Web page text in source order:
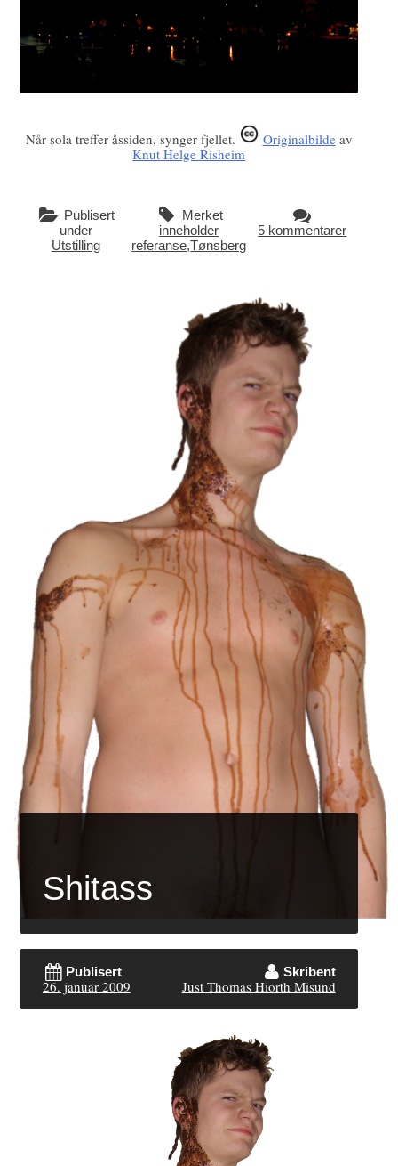
Når sola treffer åssiden, synger fjellet. Originalbildeav
Knut Helge Risheim
Publisert
under
Utstilling
Merket
inneholder
referanse,Tønsberg
5 kommentarer
Shitass
Publisert
26. januar 2009
Skribent
Just Thomas Hiorth Misund